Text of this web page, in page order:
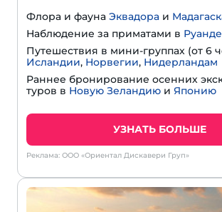
Флора и фауна Эквадора и
Наблюдение за приматами в Руанде
Путешествия в мини-группах (от 6
Исландии, Норвегии, Нидерландам
Раннее бронирование осенних
туров в Новую Зеландию и Японию
УЗНАТЬ БОЛЬШЕ
Реклама: ООО «Ориентал Дискавери Груп»